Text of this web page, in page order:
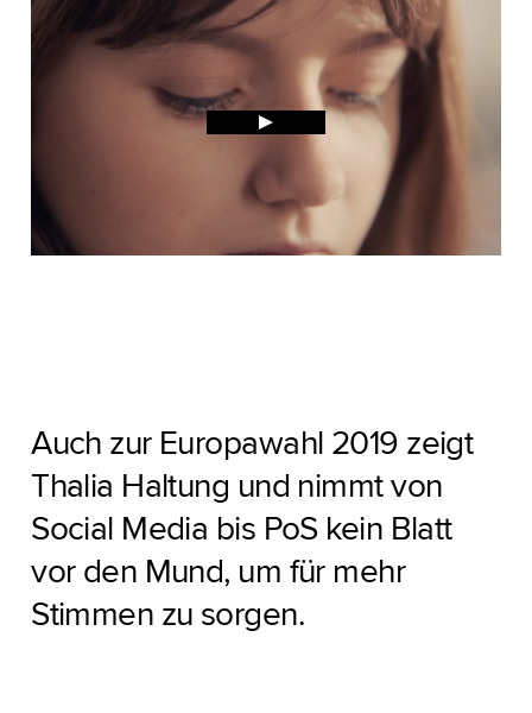
Auch zur Europawahl 2019 zeigt
Thalia Haltung und nimmt von
Social Media bis PoS kein Blatt
vor den Mund, um für mehr
Stimmen zu sorgen.